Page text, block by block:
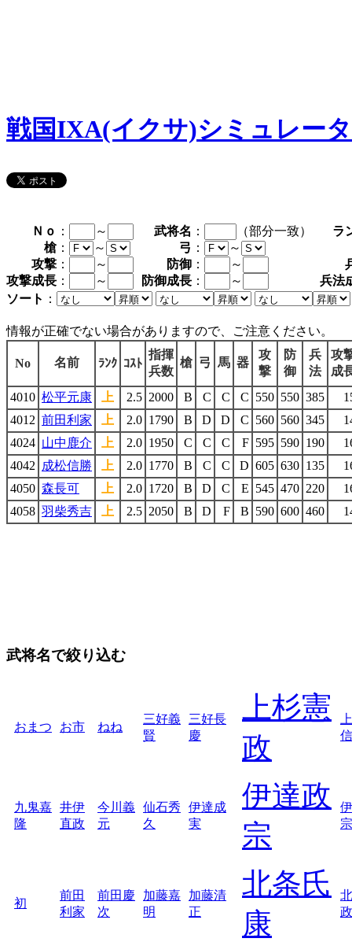
戦国IXA(イクサ)シミュレー
Ｎｏ ： ～ 武将名 ： （部分一致）
ラ
槍 ： ～ 弓 ：
～
攻撃 ： ～ 防御 ： ～
攻撃成長 ： ～ 防御成長 ： ～
兵法
ソート ：
情報が正確でない場合がありますので、ご注意ください。
No 名前 ﾗﾝｸ ｺｽﾄ
指揮
兵数
槍 弓 馬 器
攻
撃
防
御
兵
法
攻
成
4010 松平元康 上 2.5 2000 B C C C 550 550 385
4012 前田利家 上 2.0 1790 B D D C 560 560 345
4024 山中鹿介 上 2.0 1950 C C C F 595 590 190
4042
成松信勝 上 2.0 1770 B C C D 605 630 135
4050 森長可 上 2.0 1720 B D C E 545 470 220
4058 羽柴秀吉 上 2.5 2050 B D F B 590 600 460
武将名で絞り込む
おまつ お市 ねね
三好義
賢
三好長
慶
上杉憲
政
信
九鬼嘉
隆
井伊
直政
今川義
元
仙石秀
久
伊達成
実
伊達政
宗
宗
初
前田
利家
前田慶
次
加藤嘉
明
加藤清
正
北条氏
康
政